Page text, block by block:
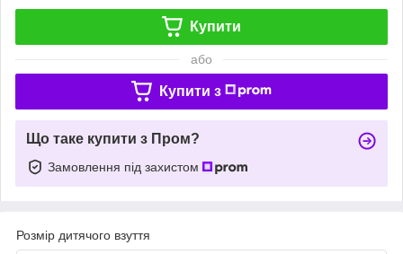
Купити
або
Купити з
Що таке купити з Пром?
Замовлення під захистом
Розмір дитячого взуття